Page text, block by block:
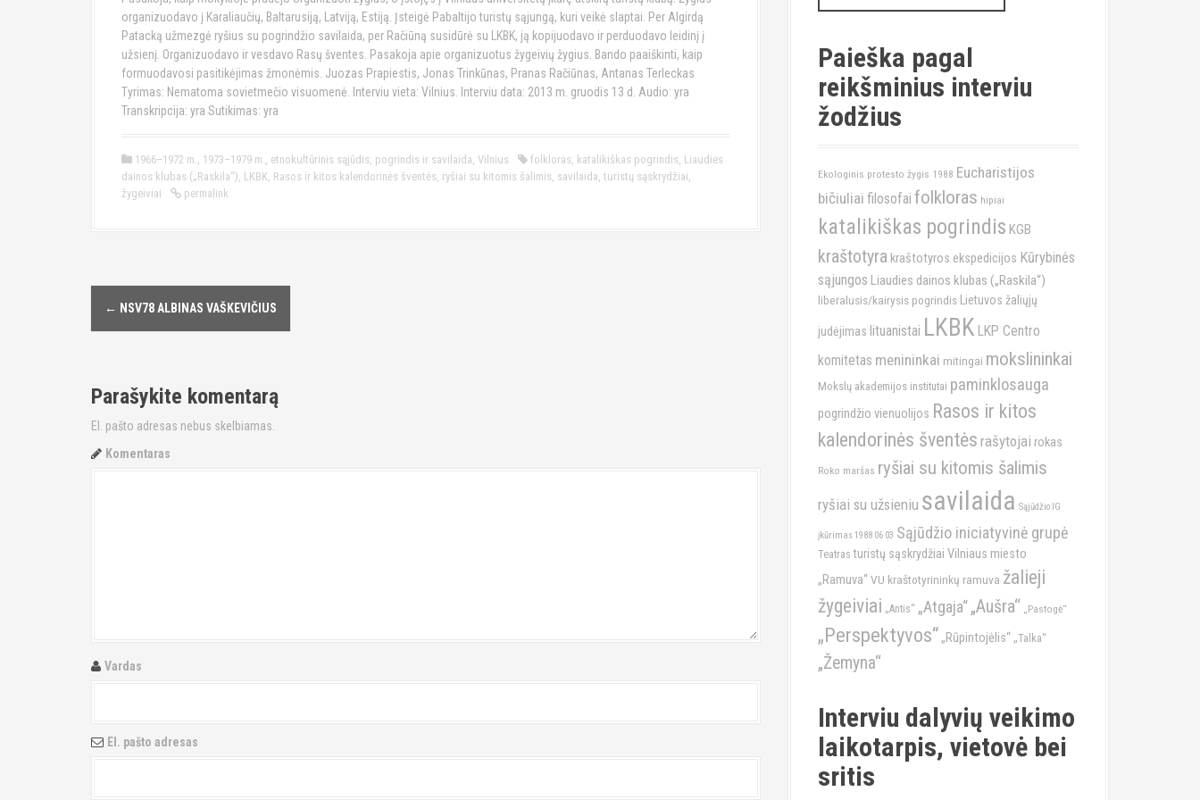
organizuodavo į Karaliaučių, Baltarusiją, Latviją, Estiją. Įsteigė Pabaltijo turistų sąjungą, kuri veikė slaptai. Per Algirdą
Patacką užmezgė ryšius su pogrindžio savilaida, per Račiūną susidūrė su LKBK, ją kopijuodavo ir perduodavo leidinį į
užsienį. Organizuodavo ir vesdavo Rasų šventes. Pasakoja apie organizuotus žygeivių žygius. Bando paaiškinti, kaip
formuodavosi pasitikėjimas žmonėmis. Juozas Prapiestis, Jonas Trinkūnas, Pranas Račiūnas, Antanas Terleckas
Tyrimas: Nematoma sovietmečio visuomenė. Interviu vieta: Vilnius. Interviu data: 2013 m. gruodis 13 d. Audio: yra
Transkripcija: yra Sutikimas: yra
1966–1972 m., 1973–1979 m., etnokultūrinis sąjūdis, pogrindis ir savilaida, Vilnius folkloras, katalikiškas pogrindis, Liaudies
dainos klubas („Raskila“), LKBK, Rasos ir kitos kalendorinės šventės, ryšiai su kitomis šalimis, savilaida, turistų sąskrydžiai,
žygeiviai
permalink
P
s
t
n
t
o
← NSV78 ALBINAS VAŠKEVIČIUS
Parašykite komentarą
El. pašto adresas nebus skelbiamas.
Komentaras
Vardas
El. pašto adresas
a
c
h
f
o
r
Paieška pagal
reikšminius interviu
žodžius
Ekologinis protesto žygis 1988 Eucharistijos
bičiuliai filosofai folkloras hipiai
katalikiškas pogrindis KGB
kraštotyra kraštotyros ekspedicijos Kūrybinės
sąjungos Liaudies dainos klubas („Raskila“)
liberalusis/kairysis pogrindis Lietuvos žaliųjų
judėjimas lituanistai LKBK LKP Centro
komitetas menininkai mitingai mokslininkai
Mokslų akademijos institutai paminklosauga
pogrindžio vienuolijos Rasos ir kitos
kalendorinės šventės rašytojai rokas
Roko maršas ryšiai su kitomis šalimis
ryšiai su užsieniu savilaida Sąjūdžio IG
įkūrimas 1988 06 03 Sąjūdžio iniciatyvinė grupė
Teatras turistų sąskrydžiai Vilniaus miesto
„Ramuva“VU kraštotyrininkų ramuva žalieji
žygeiviai „Antis“ „Atgaja“„Aušra“ „Pastogė“
„Perspektyvos“ „Rūpintojėlis“ „Talka“
„Žemyna“
Interviu dalyvių veikimo
laikotarpis, vietovė bei
sritis